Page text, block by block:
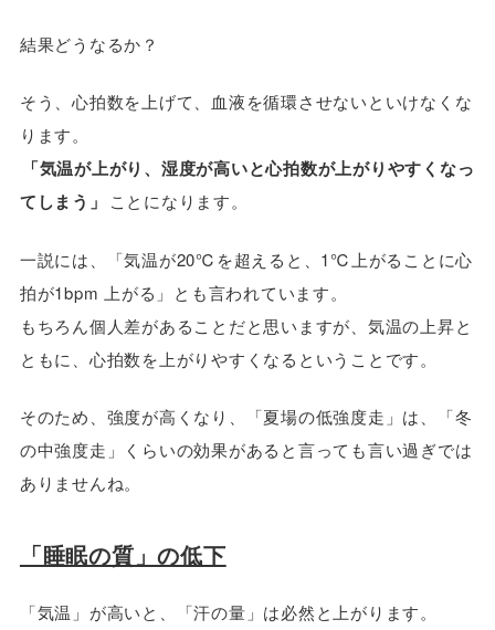
結果どうなるか？
そう、心拍数を上げて、血液を循環させないといけなくな
ります。
「気温が上がり、湿度が高いと心拍数が上がりやすくなっ
てしまう」
ことになります。
一説には、「気温が20℃を超えると、1℃上がることに心
拍が1bpm 上がる」とも言われています。
もちろん個人差があることだと思いますが、気温の上昇と
ともに、心拍数を上がりやすくなるということです。
そのため、強度が高くなり、「夏場の低強度走」は、「冬
の中強度走」くらいの効果があると言っても言い過ぎでは
ありませんね。
「睡眠の質」の低下
「気温」が高いと、「汗の量」は必然と上がります。